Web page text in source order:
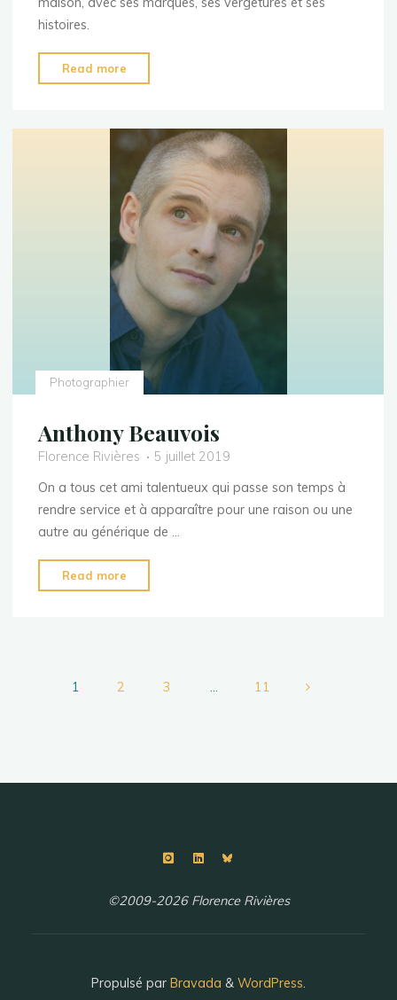
histoires.
Read more
Photographier
Anthony Beauvois
Florence Rivières
5 juillet 2019
On a tous cet ami talentueux qui passe son temps à
rendre service et à apparaître pour une raison ou une
autre au générique de …
Read more
1 2 3 … 11
©2009-2026 Florence Rivières
Propulsé par Bravada & WordPress.